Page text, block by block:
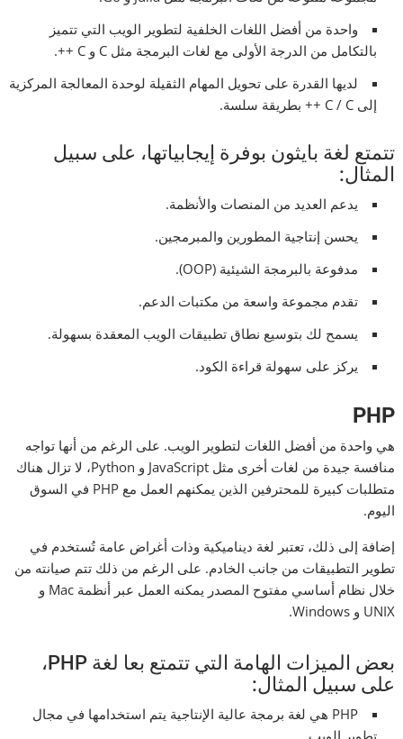
واحدة من أفضل اللغات الخلفية لتطوير الويب التي تتميز
بالتكامل من الدرجة الأولى مع لغات البرمجة مثل C و C ++.
لديها القدرة على تحويل المهام الثقيلة لوحدة المعالجة المركزية
إلى C / C ++ بطريقة سلسة.
تتمتع لغة بايثون بوفرة إيجابياتها، على سبيل
المثال:
يدعم العديد من المنصات والأنظمة.
يحسن إنتاجية المطورين والمبرمجين.
مدفوعة بالبرمجة الشيئية (OOP).
تقدم مجموعة واسعة من مكتبات الدعم.
يسمح لك بتوسيع نطاق تطبيقات الويب المعقدة بسهولة.
يركز على سهولة قراءة الكود.
PHP
هي واحدة من أفضل اللغات لتطوير الويب. على الرغم من أنها تواجه
منافسة جيدة من لغات أخرى مثل JavaScript و Python، لا تزال هناك
متطلبات كبيرة للمحترفين الذين يمكنهم العمل مع PHP في السوق
اليوم.
إضافة إلى ذلك، تعتبر لغة ديناميكية وذات أغراض عامة تُستخدم في
تطوير التطبيقات من جانب الخادم. على الرغم من ذلك تتم صيانته من
خلال نظام أساسي مفتوح المصدر يمكنه العمل عبر أنظمة Mac و
UNIX و Windows.
بعض الميزات الهامة التي تتمتع بعا لغة PHP،
على سبيل المثال:
PHP هي لغة برمجة عالية الإنتاجية يتم استخدامها في مجال
تطوير الويب.